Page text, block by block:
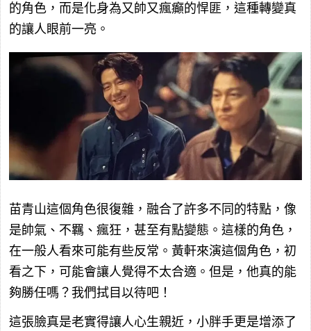
的角色，而是化身為又帥又瘋癲的悍匪，這種轉變真
的讓人眼前一亮。
苗青山這個角色很復雜，融合了許多不同的特點，像
是帥氣、不羈、瘋狂，甚至有點變態。這樣的角色，
在一般人看來可能有些反常。黃軒來演這個角色，初
看之下，可能會讓人覺得不太合適。但是，他真的能
夠勝任嗎？我們拭目以待吧！
這張臉真是老實得讓人心生親近，小胖手更是增添了